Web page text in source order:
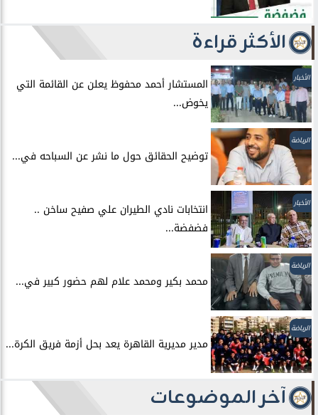
الأكثر قراءة
الأخبار
المستشار أحمد محفوظ يعلن عن القائمة التي
يخوض...
الرياضة
توضيح الحقائق حول ما نشر عن السباحه في...
الأخبار
انتخابات نادي الطيران علي صفيح ساخن ..
فضفضة...
الرياضة
محمد بكير ومحمد علام لهم حضور كبير في...
الرياضة
مدير مديرية القاهرة يعد بحل أزمة فريق الكرة...
آخر الموضوعات